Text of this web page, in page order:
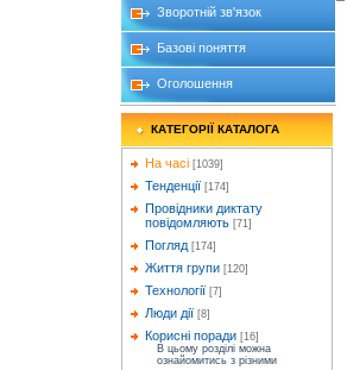
Зворотній зв'язок
Базові поняття
Оголошення
КАТЕГОРІЇ КАТАЛОГА
На часі [1039]
Тенденції [174]
Провідники диктату
повідомляють [71]
Погляд [174]
Життя групи [120]
Технології [7]
Люди дії [8]
Корисні поради [16]
В цьому розділі можна
ознайомитись з різними